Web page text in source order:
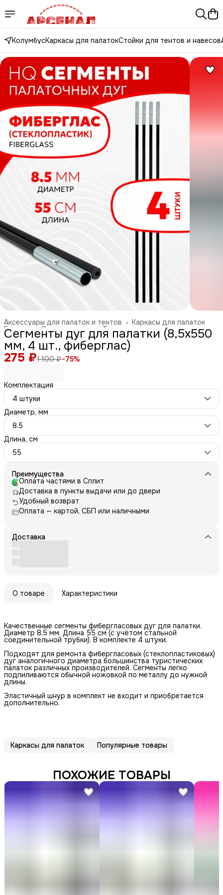
КолумбусКаркасы для палатокСтойки для тентов и навесов
Каркасы для палаток
Аксессуары для палаток и тентов ›
Туризм и отдых на природе ›
Спорт и отдых ›
Главная ›
Сегменты дуг для палатки (8,5х550
мм, 4 шт., фиберглас)
275 ₽1 100 ₽−75%
Комплектация
4 штуки
Диаметр, мм
8.5
Длина, см
55
Преимущества
Оплата частями в Сплит
Доставка в пункты выдачи или до двери
Удобный возврат
Оплата — картой, СБП или наличными
Доставка
О товаре Характеристики
Качественные сегменты фибергласовых дуг для палатки.
Диаметр 8,5 мм. Длина 55 см (с учётом стальной
соединительной трубки). В комплекте 4 штуки.
Подходят для ремонта фибергласовых (стеклопластиковых)
дуг аналогичного диаметра большинства туристических
палаток различных производителей. Сегменты легко
подпиливаются обычной ножовкой по металлу до нужной
длины.
Эластичный шнур в комплект не входит и приобретается
дополнительно.
Каркасы для палаток Популярные товары
ПОХОЖИЕ ТОВАРЫ